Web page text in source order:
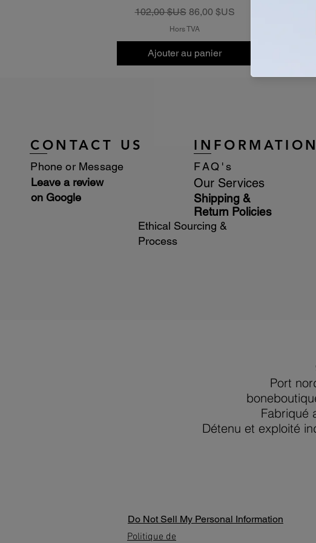
Prix original
102,00 $US Prix promotionnel
86,00 $US
Hors TVA
Ajouter au panier
CONTACT US
Phone or Message
Leave a review
on Google
INFORMATION
FAQ's
Our Services
Shipping &
Return Policies
Ethical Sourcing &
Process
Port
Fabriqué
Détenu et exploité
Do Not Sell My Personal Information
Politique de